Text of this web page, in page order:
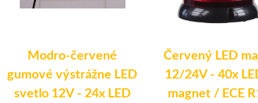
Modro-červené
gumové výstrážne LED
svetlo 12V - 24x LED
Červený LED
12/24V - 40x
magnet / ECE